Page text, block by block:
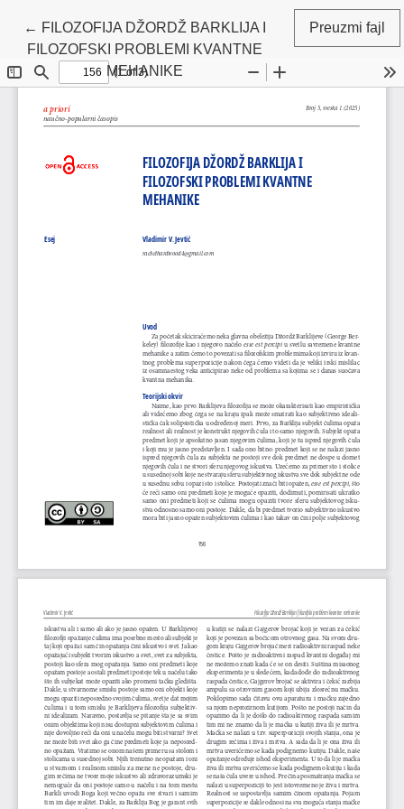
← Povratak na detalje članka
FILOZOFIJA DŽORDŽ BARKLIJA I
FILOZOFSKI PROBLEMI KVANTNE
MEHANIKE
Preuzmi fajl